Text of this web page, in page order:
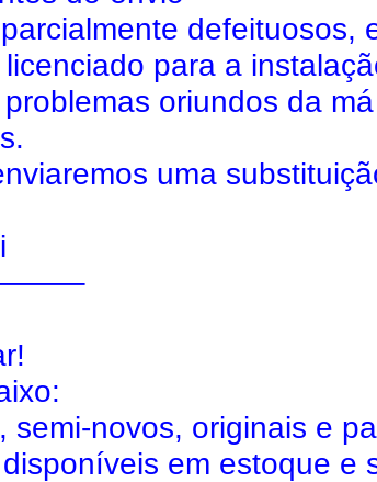
defeituosos,
para a
oriundos da
uma
novos, originais e
em estoque e